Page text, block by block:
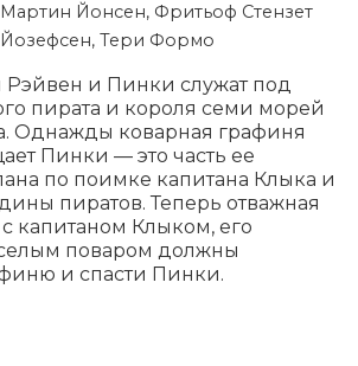
Мартин Йонсен, Фритьоф Стензет
Йозефсен, Тери Формо
и Пинки служат под
пирата и короля семи морей
Однажды коварная графиня
Пинки — это часть ее
по поимке капитана Клыка и
пиратов. Теперь отважная
капитаном Клыком, его
поваром должны
и спасти Пинки.